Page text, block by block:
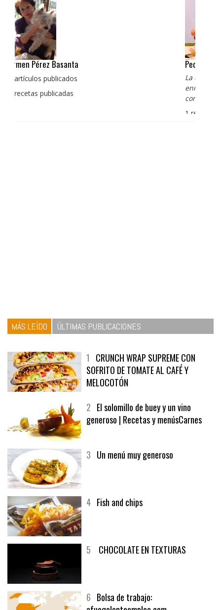
Pedro Manuel Collado Cruz
La cocina para mi es producto bien tratado sin
enmascarar sus sabores, cocina de verdad de antaño
con un toque diferente
1CRUNCH WRAP SUPREME CON
SOFRITO DE TOMATE AL CAFÉ Y
MELOCOTÓN
2El solomillo de buey y un vino